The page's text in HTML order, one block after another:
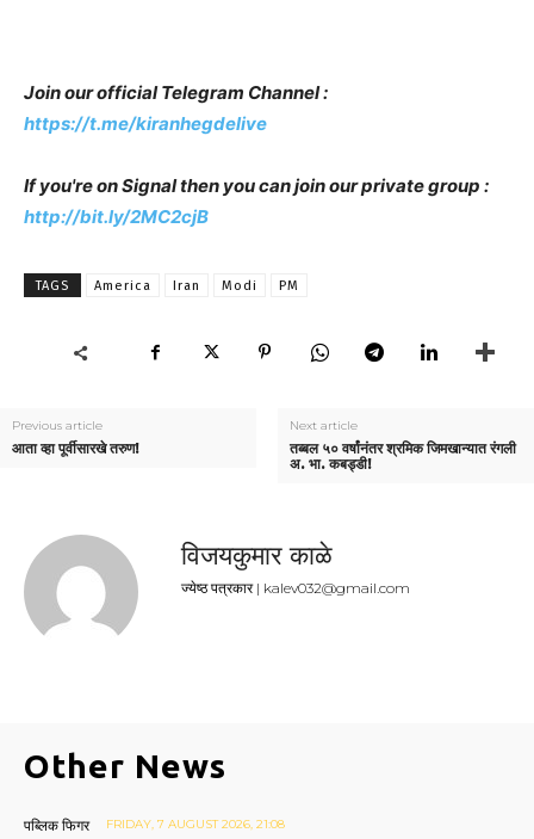
Join our official Telegram Channel :
https://t.me/kiranhegdelive
If you're on Signal then you can join our private group :
http://bit.ly/2MC2cjB
TAGS America Iran Modi PM
Previous article
आता व्हा पूर्वीसारखे तरुण!
Next article
तब्बल ५० वर्षांनंतर श्रमिक जिमखान्यात रंगली
अ. भा. कबड्डी!
विजयकुमार काळे
ज्येष्ठ पत्रकार | kalev032@gmail.com
Other News
पब्लिक फिगर FRIDAY, 7 AUGUST 2026, 21:08